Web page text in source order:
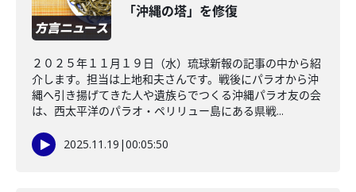
「沖縄の塔」を修復
２０２５年１１月１９日（水）琉球新報の記事の中から紹
介します。担当は上地和夫さんです。戦後にパラオから沖
縄へ引き揚げてきた人や遺族らでつくる沖縄パラオ友の会
は、西太平洋のパラオ・ペリリュー島にある県戦...
2025.11.19 |00:05:50